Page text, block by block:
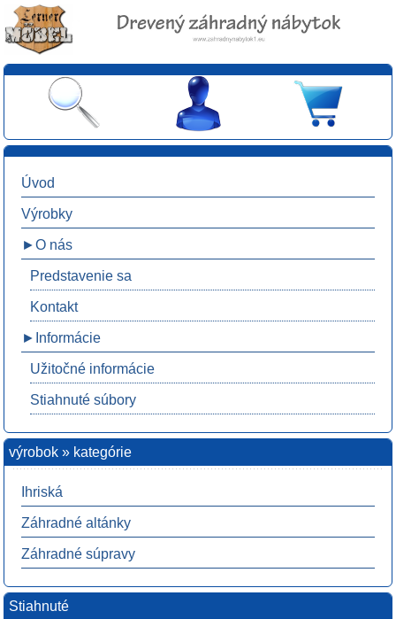
Úvod
Výrobky
►O nás
Predstavenie sa
Kontakt
►Informácie
Užitočné informácie
Stiahnuté súbory
výrobok » kategórie
Ihriská
Záhradné altánky
Záhradné súpravy
Stiahnuté